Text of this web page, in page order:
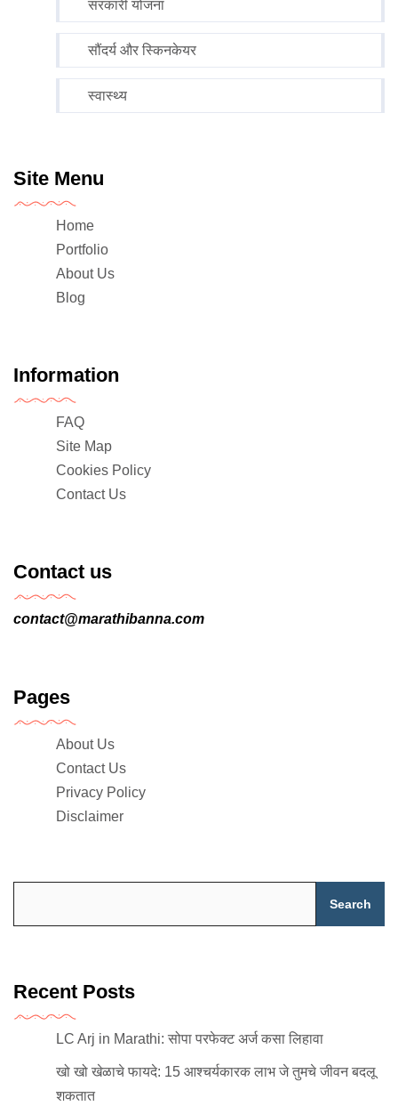
सरकारी योजना
सौंदर्य और स्किनकेयर
स्वास्थ्य
Site Menu
Home
Portfolio
About Us
Blog
Information
FAQ
Site Map
Cookies Policy
Contact Us
Contact us
contact@marathibanna.com
Pages
About Us
Contact Us
Privacy Policy
Disclaimer
Search
Recent Posts
LC Arj in Marathi: सोपा परफेक्ट अर्ज कसा लिहावा
खो खो खेळाचे फायदे: 15 आश्चर्यकारक लाभ जे तुमचे जीवन बदलू
शकतात